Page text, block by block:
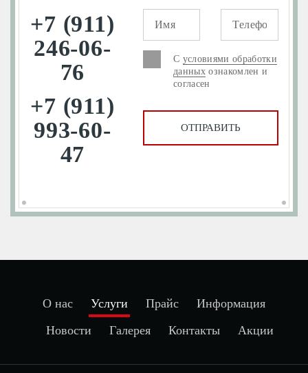
+7 (911)
246-06-
76
+7 (911)
993-60-
47
С условиями обработки
данныхознакомлен и
согласен
О нас Услуги Прайс
Информация
Новости
Галерея Контакты Акции